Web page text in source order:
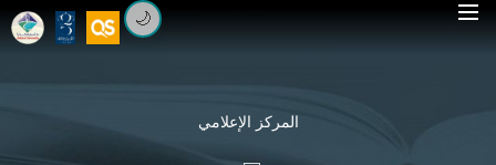
🌙
المركز الإعلامي